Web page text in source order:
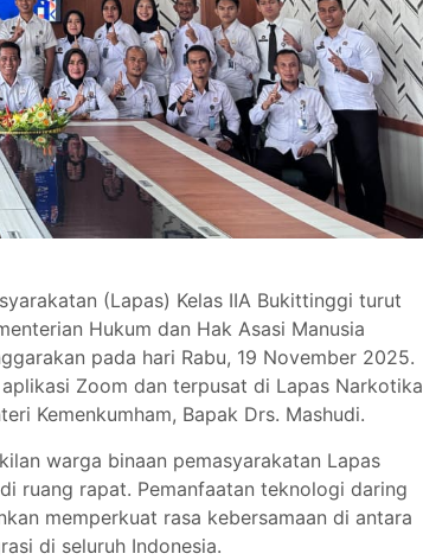
(Lapas) Kelas IIA Bukittinggi turut
Hukum dan Hak Asasi Manusia
pada hari Rabu, 19 November 2025.
Zoom dan terpusat di Lapas Narkotika
Kemenkumham, Bapak Drs. Mashudi.
warga binaan pemasyarakatan Lapas
ruang rapat. Pemanfaatan teknologi daring
memperkuat rasa kebersamaan di antara
di seluruh Indonesia.